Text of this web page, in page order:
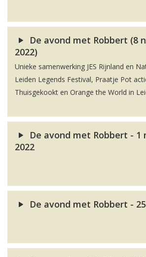
De avond met Robbert (8
2022)
Unieke samenwerking JES Rijnland en
Leiden Legends Festival, Praatje Pot
Thuisgekookt en Orange the World in
De avond met Robbert - 1
2022
De avond met Robbert -